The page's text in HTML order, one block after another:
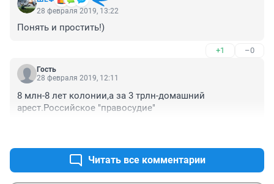
28 февраля 2019, 13:22
Понять и простить!)
+1 –0
Гость
28 февраля 2019, 12:11
8 млн-8 лет колонии,а за 3 трлн-домашний
арест.Российское "правосудие"
Читать все комментарии